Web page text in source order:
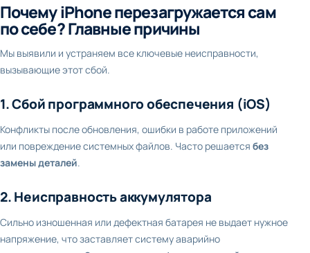
Почему iPhone перезагружается сам
по себе? Главные причины
Мы выявили и устраняем все ключевые неисправности,
вызывающие этот сбой.
1. Сбой программного обеспечения (iOS)
Конфликты после обновления, ошибки в работе приложений
или повреждение системных файлов. Часто решается без
замены деталей.
2. Неисправность аккумулятора
Сильно изношенная или дефектная батарея не выдает нужное
напряжение, что заставляет систему аварийно